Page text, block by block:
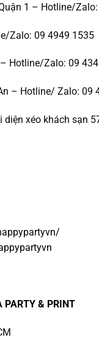
1 – Hotline/
Zalo: 09 4949 1535
Hotline/Zalo: 09
– Hotline/ Zalo: 09
diện xéo khách sạn
PARTY & PRINT